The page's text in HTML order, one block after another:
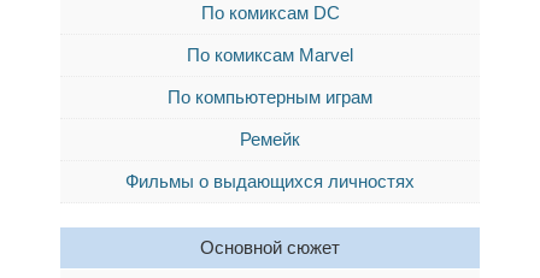
По комиксам DC
По комиксам Marvel
По компьютерным играм
Ремейк
Фильмы о выдающихся личностях
Основной сюжет